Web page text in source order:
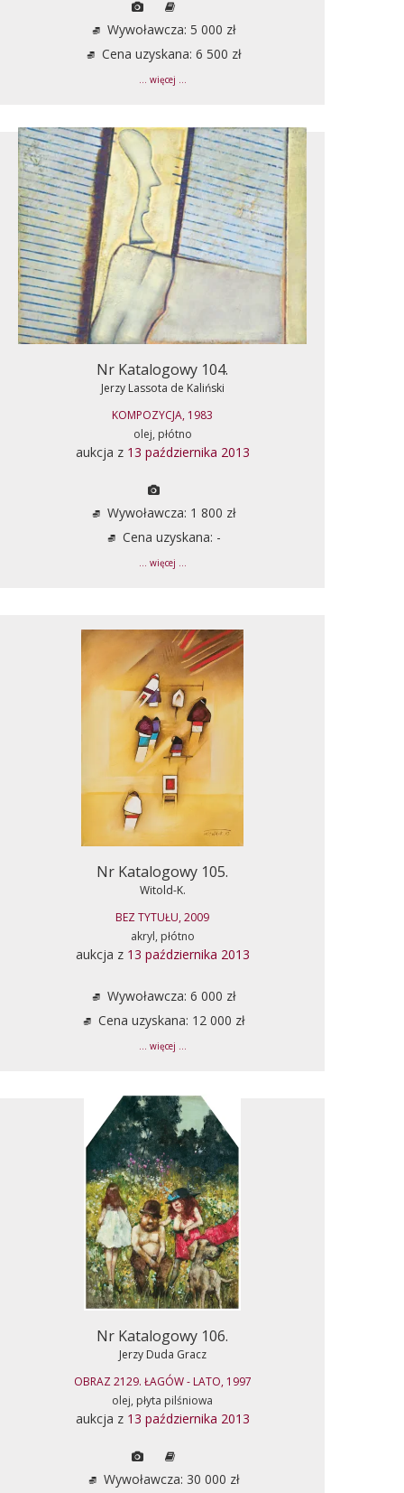
Wywoławcza: 5 000 zł
Cena uzyskana: 6 500 zł
... więcej ...
Nr Katalogowy 104.
Jerzy Lassota de Kaliński
KOMPOZYCJA, 1983
olej, płótno
aukcja z 13 października 2013
Wywoławcza: 1 800 zł
Cena uzyskana: -
... więcej ...
Nr Katalogowy 105.
Witold-K.
BEZ TYTUŁU, 2009
akryl, płótno
aukcja z 13 października 2013
Wywoławcza: 6 000 zł
Cena uzyskana: 12 000 zł
... więcej ...
Nr Katalogowy 106.
Jerzy Duda Gracz
OBRAZ 2129. ŁAGÓW - LATO, 1997
olej, płyta pilśniowa
aukcja z 13 października 2013
Wywoławcza: 30 000 zł